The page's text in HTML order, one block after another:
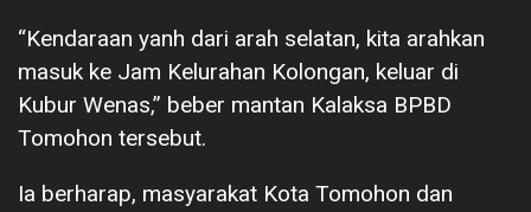
“Kendaraan yanh dari arah selatan, kita arahkan
masuk ke Jam Kelurahan Kolongan, keluar di
Kubur Wenas,” beber mantan Kalaksa BPBD
Tomohon tersebut.
Ia berharap, masyarakat Kota Tomohon dan